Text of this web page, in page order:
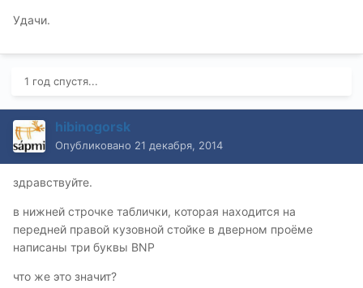
Удачи.
1 год спустя...
hibinogorsk
Опубликовано 21 декабря, 2014
здравствуйте.
в нижней строчке таблички, которая находится на
передней правой кузовной стойке в дверном проёме
написаны три буквы BNP
что же это значит?